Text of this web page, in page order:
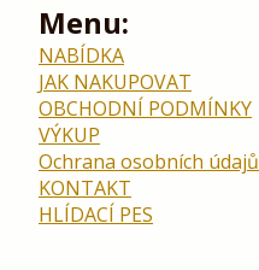
Menu:
NABÍDKA
JAK NAKUPOVAT
OBCHODNÍ PODMÍNKY
VÝKUP
Ochrana osobních údajů
KONTAKT
HLÍDACÍ PES